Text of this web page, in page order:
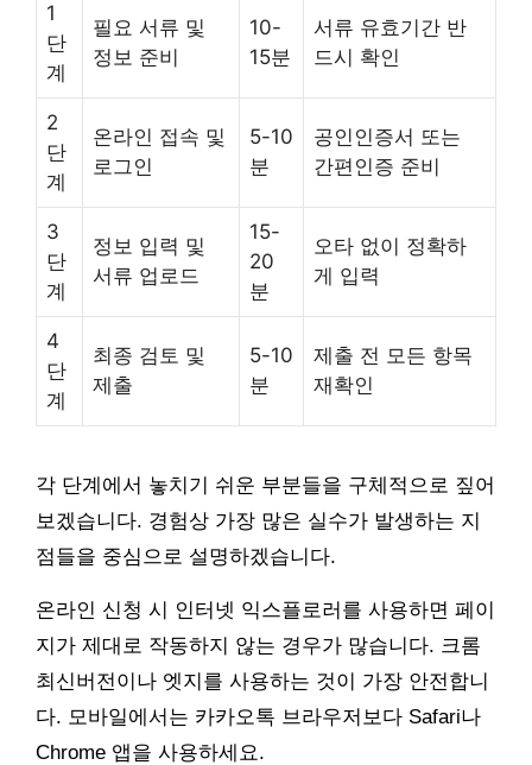
1
단
계
필요 서류 및
정보 준비
10-
15분
서류 유효기간 반
드시 확인
2
단
계
온라인 접속 및
로그인
5-10
분
공인인증서 또는
간편인증 준비
3
단
계
정보 입력 및
서류 업로드
15-
20
분
오타 없이 정확하
게 입력
4
단
계
최종 검토 및
제출
5-10
분
제출 전 모든 항목
재확인
각 단계에서 놓치기 쉬운 부분들을 구체적으로 짚어
보겠습니다. 경험상 가장 많은 실수가 발생하는 지
점들을 중심으로 설명하겠습니다.
온라인 신청 시 인터넷 익스플로러를 사용하면 페이
지가 제대로 작동하지 않는 경우가 많습니다. 크롬
최신버전이나 엣지를 사용하는 것이 가장 안전합니
다. 모바일에서는 카카오톡 브라우저보다 Safari나
Chrome 앱을 사용하세요.